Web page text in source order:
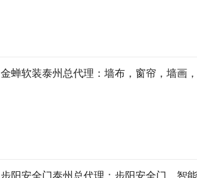
金蝉软装泰州总代理：墙布，窗帘，墙画